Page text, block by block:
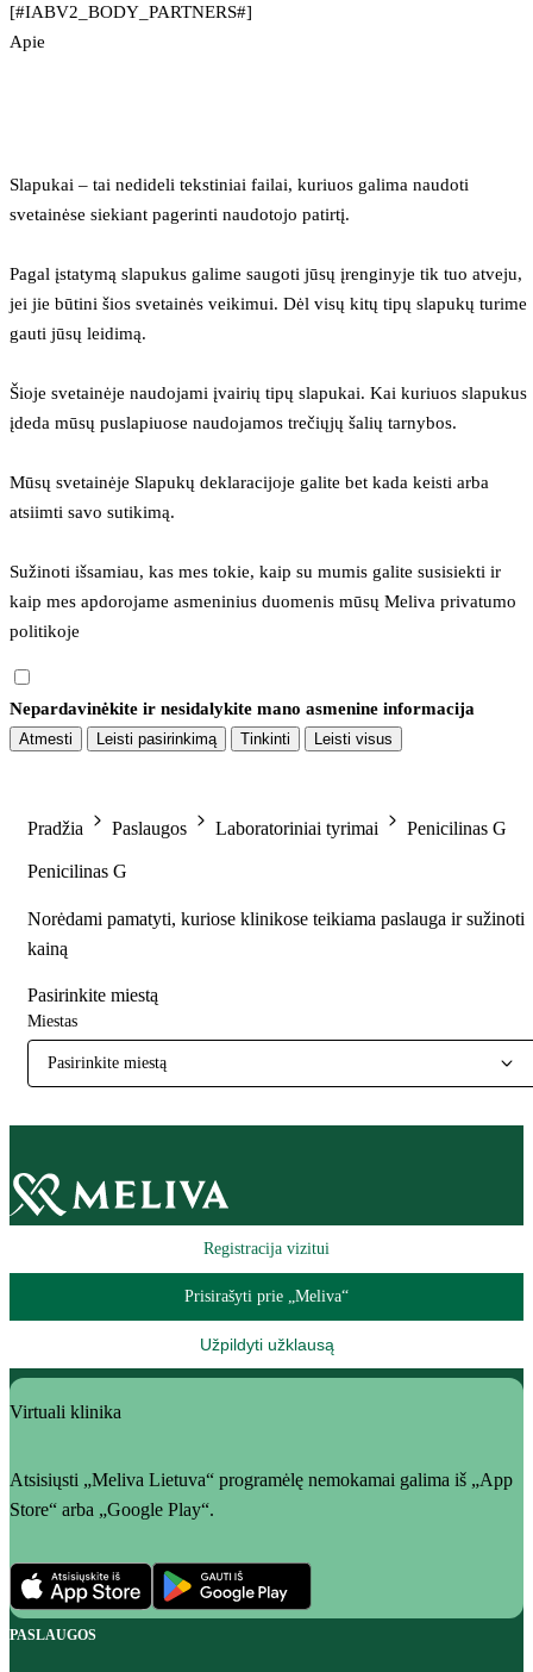
[#IABV2_BODY_PARTNERS#]
Apie
Slapukai – tai nedideli tekstiniai failai, kuriuos galima naudoti
svetainėse siekiant pagerinti naudotojo patirtį.
Pagal įstatymą slapukus galime saugoti jūsų įrenginyje tik tuo atveju,
jei jie būtini šios svetainės veikimui. Dėl visų kitų tipų slapukų turime
gauti jūsų leidimą.
Šioje svetainėje naudojami įvairių tipų slapukai. Kai kuriuos slapukus
įdeda mūsų puslapiuose naudojamos trečiųjų šalių tarnybos.
Mūsų svetainėje Slapukų deklaracijoje galite bet kada keisti arba
atsiimti savo sutikimą.
Sužinoti išsamiau, kas mes tokie, kaip su mumis galite susisiekti ir
kaip mes apdorojame asmeninius duomenis mūsų Meliva privatumo
politikoje
Nepardavinėkite ir nesidalykite mano asmenine informacija
Atmesti Leisti pasirinkimą Tinkinti Leisti visus
Pradžia Paslaugos Laboratoriniai tyrimai Penicilinas G
Penicilinas G
Norėdami pamatyti, kuriose klinikose teikiama paslauga ir sužinoti
kainą
Pasirinkite miestą
Miestas
Pasirinkite miestą
Registracija vizitui
Prisirašyti prie „Meliva“
Užpildyti užklausą
Virtuali klinika
Atsisiųsti „Meliva Lietuva“ programėlę nemokamai galima iš „App
Store“ arba „Google Play“.
PASLAUGOS